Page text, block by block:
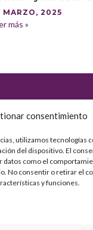
consentimiento
utilizamos tecnologías
del dispositivo. El
como el
No consentir o retirar el
y funciones.
MARZO, 2025
más »